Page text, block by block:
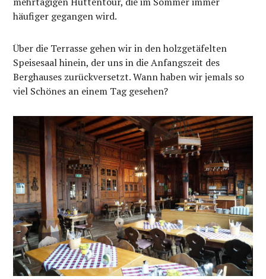
häufiger gegangen wird.
Über die Terrasse gehen wir in den holzgetäfelten
Speisesaal hinein, der uns in die Anfangszeit des
Berghauses zurückversetzt. Wann haben wir jemals so
viel Schönes an einem Tag gesehen?